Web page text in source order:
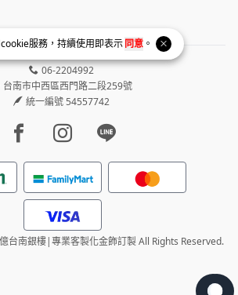
cookie服務，持續使用即表示同意 。
06-2204992
台南市中西區西門路二段259號
統一編號 54557742
Facebook page
Instagram page
Line page
台南銀樓|專業客製化金飾訂製 All Rights Reserved.